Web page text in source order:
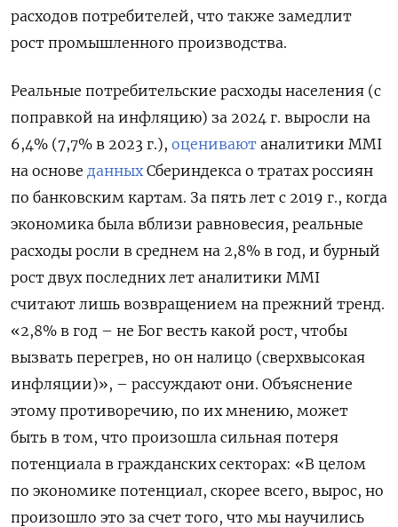
расходов потребителей, что также замедлит
рост промышленного производства.
Реальные потребительские расходы населения (с
поправкой на инфляцию) за 2024 г. выросли на
6,4% (7,7% в 2023 г.), оценивают аналитики MMI
на основе данныхСбериндекса о тратах россиян
по банковским картам. За пять лет с 2019 г., когда
экономика была вблизи равновесия, реальные
расходы росли в среднем на 2,8% в год, и бурный
рост двух последних лет аналитики MMI
считают лишь возвращением на прежний тренд.
«2,8% в год – не Бог весть какой рост, чтобы
вызвать перегрев, но он налицо (сверхвысокая
инфляции)», – рассуждают они. Объяснение
этому противоречию, по их мнению, может
быть в том, что произошла сильная потеря
потенциала в гражданских секторах: «В целом
по экономике потенциал, скорее всего, вырос, но
произошло это за счет того, что мы научились